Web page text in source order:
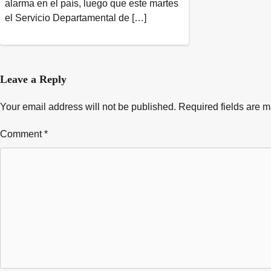
alarma en el país, luego que este martes
el Servicio Departamental de […]
Leave a Reply
Your email address will not be published. Required fields are
Comment*